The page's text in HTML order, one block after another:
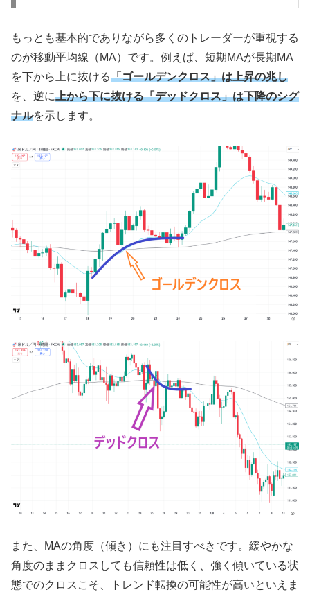
もっとも基本的でありながら多くのトレーダーが重視する
のが移動平均線（MA）です。例えば、短期MAが長期MA
を下から上に抜ける「ゴールデンクロス」は上昇の兆し
を、逆に上から下に抜ける「デッドクロス」は下降のシグ
ナルを示します。
また、MAの角度（傾き）にも注目すべきです。緩やかな
角度のままクロスしても信頼性は低く、強く傾いている状
態でのクロスこそ、トレンド転換の可能性が高いといえま